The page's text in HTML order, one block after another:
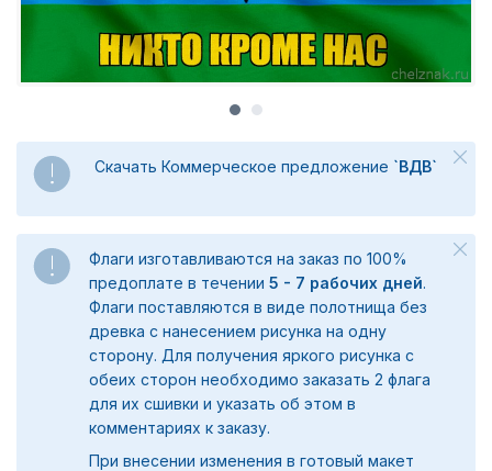
Скачать Коммерческое предложение `ВДВ`
Флаги изготавливаются на заказ по 100%
предоплате в течении 5 - 7 рабочих дней.
Флаги поставляются в виде полотнища без
древка с нанесением рисунка на одну
сторону. Для получения яркого рисунка с
обеих сторон необходимо заказать 2 флага
для их сшивки и указать об этом в
комментариях к заказу.
При внесении изменения в готовый макет